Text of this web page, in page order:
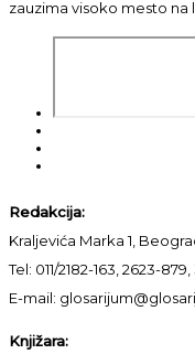
zauzima visoko mesto na
Redakcija:
Kraljevića Marka 1,
Tel: 011/2182-163, 2623-
E-mail:
Knjižara: